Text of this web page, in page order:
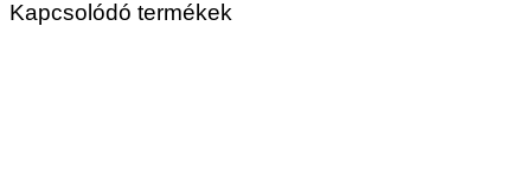
Kapcsolódó termékek